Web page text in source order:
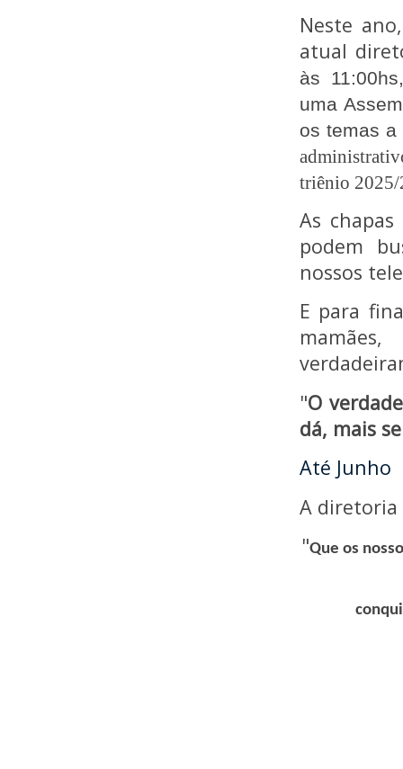
Neste
atual
às
uma
os temas
triênio 2025/
As
podem
nossos
E para
"O
dá, mais
Até Junho
A diretoria
"Que os